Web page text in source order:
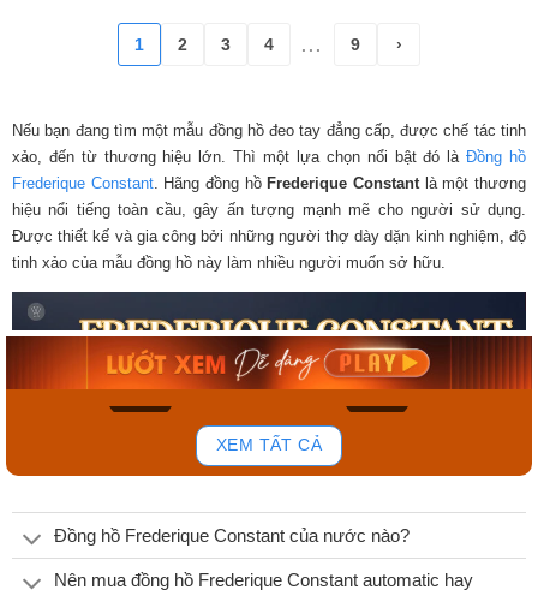
Sang trọng Cá tính
1 2 3 4 ... 9 ›
Nếu bạn đang tìm một mẫu đồng hồ đeo tay đẳng cấp, được chế tác tinh
xảo, đến từ thương hiệu lớn. Thì một lựa chọn nổi bật đó làĐồng hồ
Frederique Constant. Hãng đồng hồ Frederique Constant là một thương
hiệu nổi tiếng toàn cầu, gây ấn tượng mạnh mẽ cho người sử dụng.
Được thiết kế và gia công bởi những người thợ dày dặn kinh nghiệm, độ
tinh xảo của mẫu đồng hồ này làm nhiều người muốn sở hữu.
635
Frederique Constant
Nam FC-310MC5B6
56.619.000₫
Mua ngay
Nam FC-311S4C4
60.165.000₫
Mua ngay
XEM TẤT CẢ
Đồng hồ Frederique Constant của nước nào?
Nên mua đồng hồ Frederique Constant automatic hay